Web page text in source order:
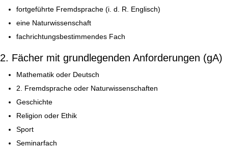
fortgeführte Fremdsprache (i. d. R. Englisch)
eine Naturwissenschaft
fachrichtungsbestimmendes Fach
2. Fächer mit grundlegenden Anforderungen (gA)
Mathematik oder Deutsch
2. Fremdsprache oder Naturwissenschaften
Geschichte
Religion oder Ethik
Sport
Seminarfach